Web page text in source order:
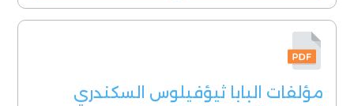
مؤلفات البابا ثيؤفيلوس السكندري